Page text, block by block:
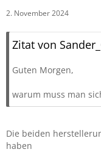
2. November 2024
Zitat von
Guten Morgen,
warum muss man
Die beiden
haben